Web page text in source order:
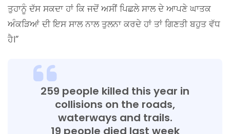
ਤੁਹਾਨੂੰ ਦੱਸ ਸਕਦਾ ਹਾਂ ਕਿ ਜਦੋਂ ਅਸੀਂ ਪਿਛਲੇ ਸਾਲ ਦੇ ਆਪਣੇ ਘਾਤਕ
ਅੰਕੜਿਆਂ ਦੀ ਇਸ ਸਾਲ ਨਾਲ ਤੁਲਨਾ ਕਰਦੇ ਹਾਂ ਤਾਂ ਗਿਣਤੀ ਬਹੁਤ ਵੱਧ
ਹੈ।”
259 people killed this year in
collisions on the roads,
waterways and trails.
19 people died last week